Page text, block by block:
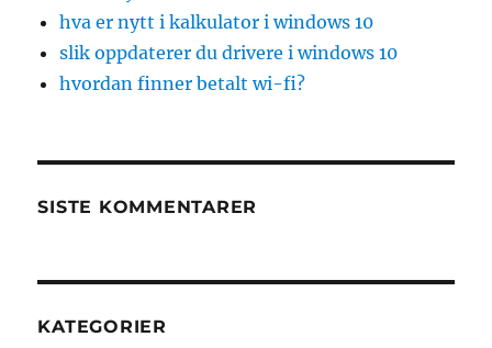
hva er nytt i kalkulator i windows 10
slik oppdaterer du drivere i windows 10
hvordan finner betalt wi-fi?
SISTE KOMMENTARER
KATEGORIER